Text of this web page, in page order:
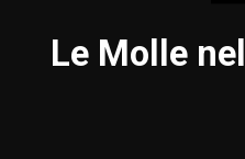
Le Molle